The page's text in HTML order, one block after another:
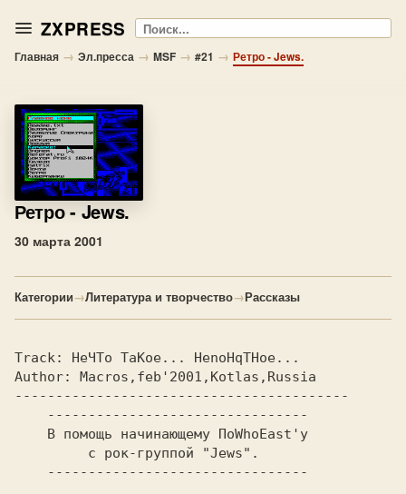
ZXPRESS Поиск
Главная → Эл.пресса → MSF → #21 → Ретро - Jews.
Ретро- Jews.
30 марта 2001
Категории→Литература и творчество→Рассказы
Track: НеЧТо TaKoe... HenoHqTHoe...
Author: Macros,feb'2001,Kotlas,Russia
    --------------------------------
    В помощь начинающему ПоWhoEast'у
         с рок-группой "Jews".
    --------------------------------